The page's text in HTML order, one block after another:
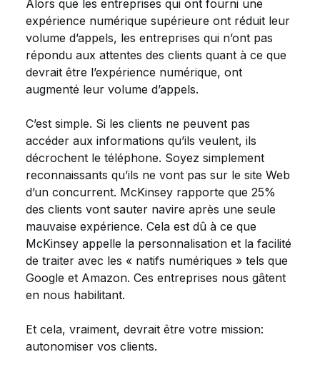
Alors que les entreprises qui ont fourni une
expérience numérique supérieure ont réduit leur
volume d’appels, les entreprises qui n’ont pas
répondu aux attentes des clients quant à ce que
devrait être l’expérience numérique, ont
augmenté leur volume d’appels.
C’est simple. Si les clients ne peuvent pas
accéder aux informations qu’ils veulent, ils
décrochent le téléphone. Soyez simplement
reconnaissants qu’ils ne vont pas sur le site Web
d’un concurrent. McKinsey rapporte que 25%
des clients vont sauter navire après une seule
mauvaise expérience. Cela est dû à ce que
McKinsey appelle la personnalisation et la facilité
de traiter avec les « natifs numériques » tels que
Google et Amazon. Ces entreprises nous gâtent
en nous habilitant.
Et cela, vraiment, devrait être votre mission:
autonomiser vos clients.